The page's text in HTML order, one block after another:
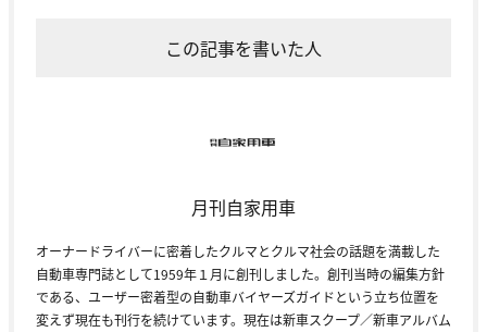
この記事を書いた人
月刊自家用車
オーナードライバーに密着したクルマとクルマ社会の話題を満載した
自動車専門誌として1959年１月に創刊しました。創刊当時の編集方針
である、ユーザー密着型の自動車バイヤーズガイドという立ち位置を
変えず現在も刊行を続けています。現在は新車スクープ／新車アルバム